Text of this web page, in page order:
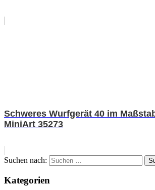
Schweres Wurfgerät 40 im
MiniArt 35273
Suchen nach:
Kategorien